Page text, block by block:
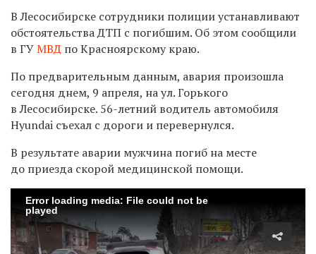
В Лесосибирске сотрудники полиции устанавливают
обстоятельства ДТП с погибшим. Об этом сообщили
в ГУМВД по Красноярскому краю.
По предварительным данным, авария произошла
сегодня днем, 9 апреля, на ул. Горького
в Лесосибирске. 56-летний водитель автомобиля
Hyundai съехал с дороги и перевернулся.
В результате аварии мужчина погиб на месте
до приезда скорой медицинской помощи.
Error loading media: File could not be
played